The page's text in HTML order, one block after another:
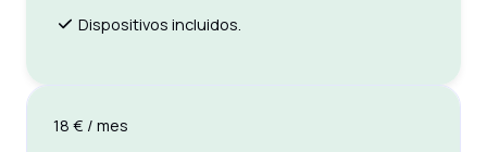
Dispositivos incluidos.
18 € / mes